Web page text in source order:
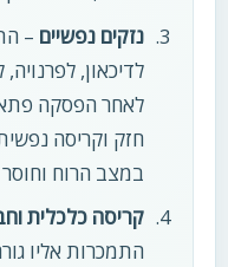
נזקים נפשיים –
לדיכאון,
לאחר הפסקה
חזק וקריסה
במצב הרוח וחוסר
קריסה כלכלית
התמכרות אליו